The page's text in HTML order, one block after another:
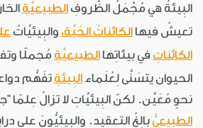
البِيئةُ هي مُجْمَلُ الظُّروفِ الطبيعيَّةِ
تعيشُ فيها الكائناتُ الحَيَّة، والبِيئيَّاتُ
الكائناتِفي بيئاتِها الطبيعيَّةِ مُجملًا
الحيوان يتسَنَّى لِعُلَماء البِيئةِ تفَهُّم
نحوٍ مُعَيَّن. لكنّ البِيئيَّاتِ لا تزالُ عِلمًا
الطبيعيُّ بالِغُ التعقيد. والبيئيُّونَ على